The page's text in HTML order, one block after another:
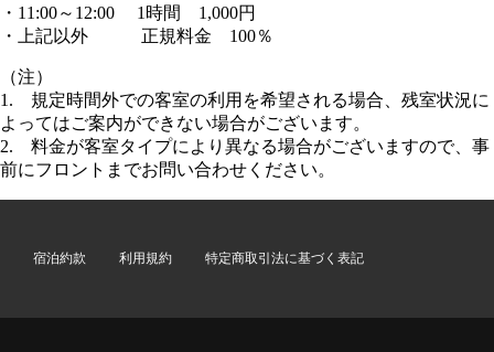
・11:00～12:00 1時間 1,000円
・上記以外 正規料金 100％
（注）
1. 規定時間外での客室の利用を希望される場合、残室状況に
よってはご案内ができない場合がございます。
2. 料金が客室タイプにより異なる場合がございますので、事
前にフロントまでお問い合わせください。
宿泊約款 利用規約 特定商取引法に基づく表記